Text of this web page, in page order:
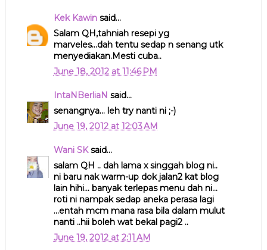
Kek Kawinsaid...
Salam QH,tahniah resepi yg
marveles...dah tentu sedap n senang utk
menyediakan.Mesti cuba..
June 18, 2012 at 11:46 PM
IntaNBerliaN said...
senangnya... leh try nanti ni ;-)
June 19, 2012 at 12:03 AM
Wani SKsaid...
salam QH .. dah lama x singgah blog ni..
ni baru nak warm-up dok jalan2 kat blog
lain hihi... banyak terlepas menu dah ni...
roti ni nampak sedap aneka perasa lagi
...entah mcm mana rasa bila dalam mulut
nanti ..hii boleh wat bekal pagi2 ..
June 19, 2012 at 2:11 AM